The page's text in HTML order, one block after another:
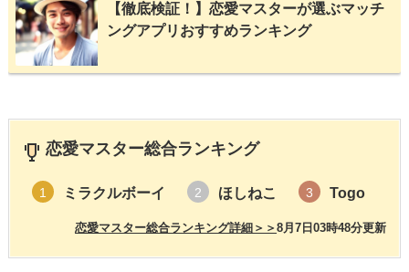
【徹底検証！】恋愛マスターが選ぶマッチ
ングアプリおすすめランキング
恋愛マスター総合ランキング
1 ミラクルボーイ 2 ほしねこ 3 Togo
8月7日03時48分更新
恋愛マスター総合ランキング詳細＞＞